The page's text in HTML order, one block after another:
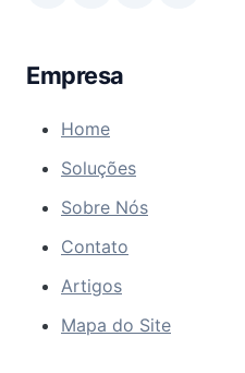
Empresa
Home
Soluções
Sobre Nós
Contato
Artigos
Mapa do Site